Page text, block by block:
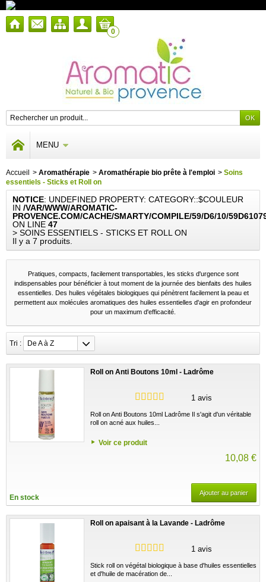
0
MENU
Accueil > Aromathérapie > Aromathérapie bio prête à l'emploi > Soins
essentiels - Sticks et Roll on
NOTICE: UNDEFINED PROPERTY: CATEGORY::$COULEUR
IN /VAR/WWW/AROMATIC-
PROVENCE.COM/CACHE/SMARTY/COMPILE/59/D6/10/
ON LINE 47
> SOINS ESSENTIELS - STICKS ET ROLL ON
Il y a 7 produits.
Pratiques, compacts, facilement transportables, les sticks d'urgence sont
indispensables pour bénéficier à tout moment de la journée des bienfaits des huiles
essentielles. Des huiles végétales biologiques qui pénètrent facilement la peau et
permettent aux molécules aromatiques des huiles essentielles d'agir en profondeur
pour un maximum d'efficacité.
Tri : De A à Z
Roll on Anti Boutons 10ml - Ladrôme
1 avis
Roll on Anti Boutons 10ml Ladrôme Il s'agit d'un véritable
roll on acné aux huiles...
Voir ce produit
10,08 €
En stock
Ajouter au panier
Roll on apaisant à la Lavande - Ladrôme
1 avis
Stick roll on végétal biologique à base d'huiles essentielles
et d'huile de macération de...